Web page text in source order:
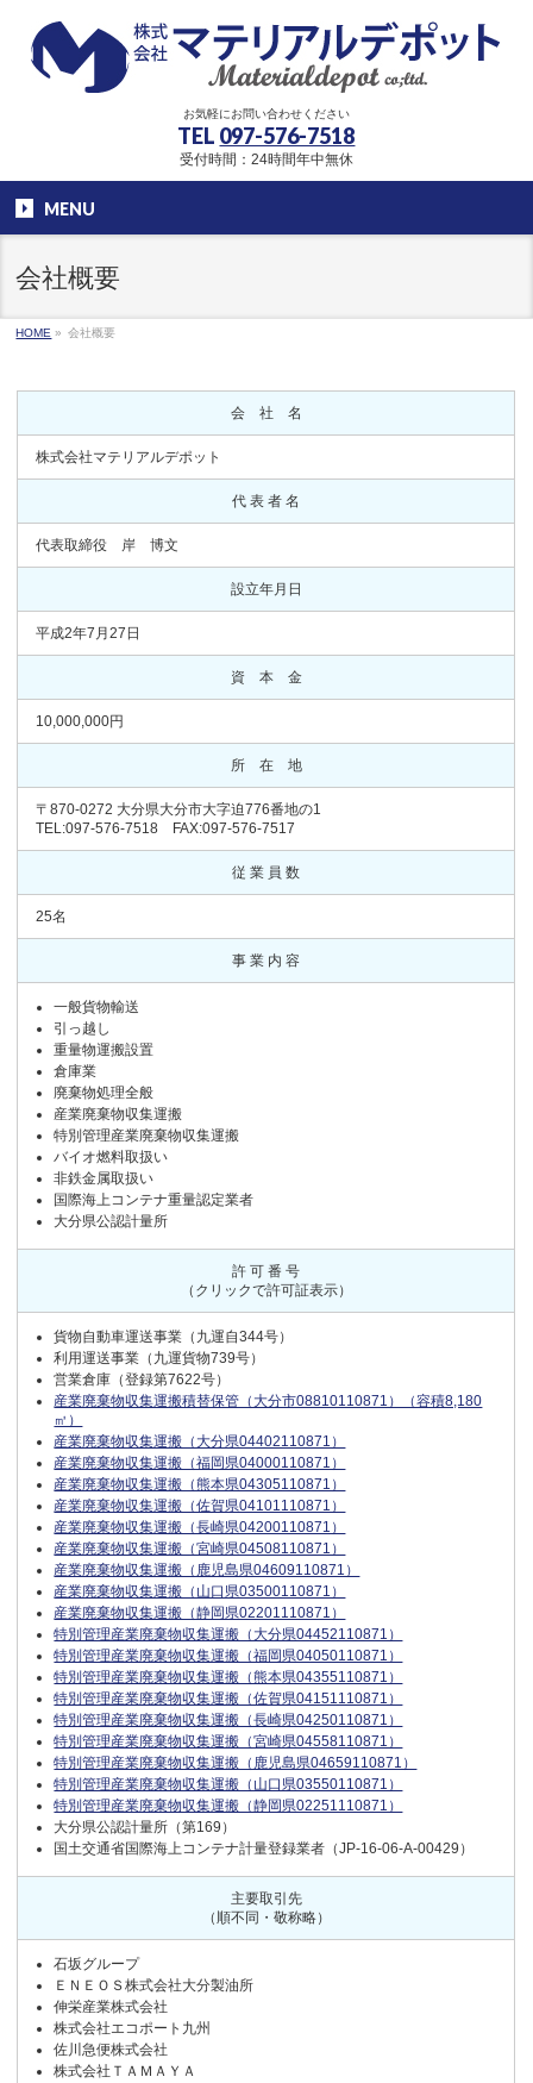
お気軽にお問い合わせください
TEL 097-576-7518
受付時間：24時間年中無休
MENU
会社概要
HOME » 会社概要
会 社 名
株式会社マテリアルデポット
代 表 者 名
代表取締役 岸 博文
設立年月日
平成2年7月27日
資 本 金
10,000,000円
所 在 地
〒870-0272 大分県大分市大字迫776番地の1
TEL:097-576-7518 FAX:097-576-7517
従 業 員 数
25名
事 業 内 容
一般貨物輸送
引っ越し
重量物運搬設置
倉庫業
廃棄物処理全般
産業廃棄物収集運搬
特別管理産業廃棄物収集運搬
バイオ燃料取扱い
非鉄金属取扱い
国際海上コンテナ重量認定業者
大分県公認計量所
許 可 番 号
（クリックで許可証表示）
貨物自動車運送事業（九運自344号）
利用運送事業（九運貨物739号）
営業倉庫（登録第7622号）
産業廃棄物収集運搬積替保管（大分市08810110871）（容積8,180
㎥）
産業廃棄物収集運搬（大分県04402110871）
産業廃棄物収集運搬（福岡県04000110871）
産業廃棄物収集運搬（熊本県04305110871）
産業廃棄物収集運搬（佐賀県04101110871）
産業廃棄物収集運搬（長崎県04200110871）
産業廃棄物収集運搬（宮崎県04508110871）
産業廃棄物収集運搬（鹿児島県04609110871）
産業廃棄物収集運搬（山口県03500110871）
産業廃棄物収集運搬（静岡県02201110871）
特別管理産業廃棄物収集運搬（大分県04452110871）
特別管理産業廃棄物収集運搬（福岡県04050110871）
特別管理産業廃棄物収集運搬（熊本県04355110871）
特別管理産業廃棄物収集運搬（佐賀県04151110871）
特別管理産業廃棄物収集運搬（長崎県04250110871）
特別管理産業廃棄物収集運搬（宮崎県04558110871）
特別管理産業廃棄物収集運搬（鹿児島県04659110871）
特別管理産業廃棄物収集運搬（山口県03550110871）
特別管理産業廃棄物収集運搬（静岡県02251110871）
大分県公認計量所（第169）
国土交通省国際海上コンテナ計量登録業者（JP-16-06-A-00429）
主要取引先
（順不同・敬称略）
石坂グループ
ＥＮＥＯＳ株式会社大分製油所
伸栄産業株式会社
株式会社エコポート九州
佐川急便株式会社
株式会社ＴＡＭＡＹＡ